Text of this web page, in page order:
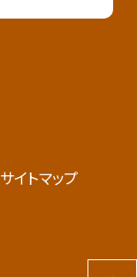
サイトマップ